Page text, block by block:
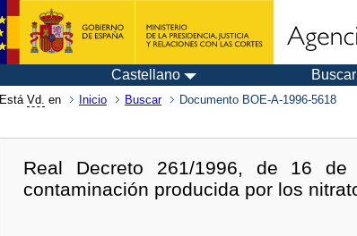
Castellano Buscar
Está Vd. en Inicio Buscar Documento BOE-A-1996-5618
Real Decreto 261/1996, de 16
contaminación producida por los